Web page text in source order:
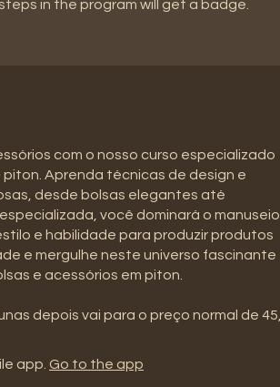
in the program will get a badge.
com o nosso curso especializado
Aprenda técnicas de design e
desde bolsas elegantes até
você dominará o manuseio
e habilidade para produzir produtos
e mergulhe neste universo fascinante
e acessórios em piton.
depois vai para o preço normal de 45,
app. Go to the app